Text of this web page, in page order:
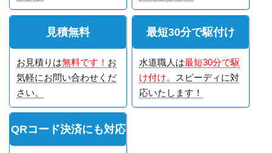
見積無料
お見積りは無料です！ お
気軽にお問い合わせくだ
さい。
最短30分で駆付け
水道職人は最短30分で駆
け付け。スピーディに対
応いたします！
QRコード決済にも対応